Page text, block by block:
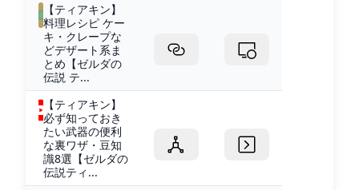
【ティアキン】
料理レシピ ケー
キ・クレープな
どデザート系ま
とめ【ゼルダの
伝説 テ...
【ティアキン】
必ず知っておき
たい武器の便利
な裏ワザ・豆知
識8選【ゼルダの
伝説ティ...